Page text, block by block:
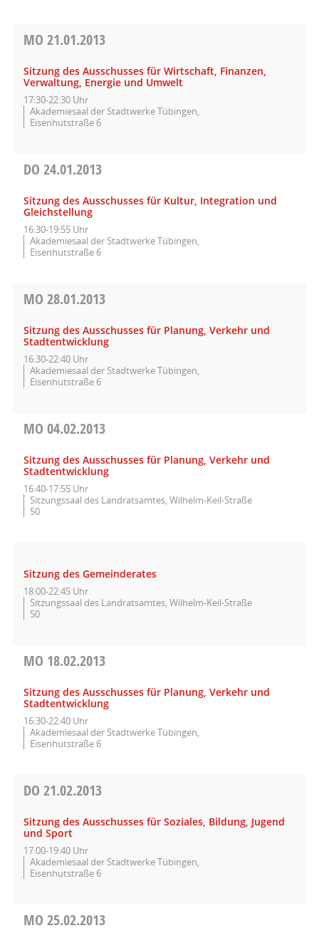
MO 21.01.2013
Sitzung des Ausschusses für Wirtschaft, Finanzen,
Verwaltung, Energie und Umwelt
17:30-22:30 Uhr
Akademiesaal der Stadtwerke Tübingen,
Eisenhutstraße 6
DO 24.01.2013
Sitzung des Ausschusses für Kultur, Integration und
Gleichstellung
16:30-19:55 Uhr
Akademiesaal der Stadtwerke Tübingen,
Eisenhutstraße 6
MO 28.01.2013
Sitzung des Ausschusses für Planung, Verkehr und
Stadtentwicklung
16:30-22:40 Uhr
Akademiesaal der Stadtwerke Tübingen,
Eisenhutstraße 6
MO 04.02.2013
Sitzung des Ausschusses für Planung, Verkehr und
Stadtentwicklung
16:40-17:55 Uhr
Sitzungssaal des Landratsamtes, Wilhelm-Keil-Straße
50
Sitzung des Gemeinderates
18:00-22:45 Uhr
Sitzungssaal des Landratsamtes, Wilhelm-Keil-Straße
50
MO 18.02.2013
Sitzung des Ausschusses für Planung, Verkehr und
Stadtentwicklung
16:30-22:40 Uhr
Akademiesaal der Stadtwerke Tübingen,
Eisenhutstraße 6
DO 21.02.2013
Sitzung des Ausschusses für Soziales, Bildung, Jugend
und Sport
17:00-19:40 Uhr
Akademiesaal der Stadtwerke Tübingen,
Eisenhutstraße 6
MO 25.02.2013